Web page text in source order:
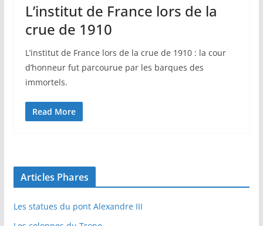
L’institut de France lors de la
crue de 1910
L’institut de France lors de la crue de 1910 : la cour
d’honneur fut parcourue par les barques des
immortels.
Read More
Articles Phares
Les statues du pont Alexandre III